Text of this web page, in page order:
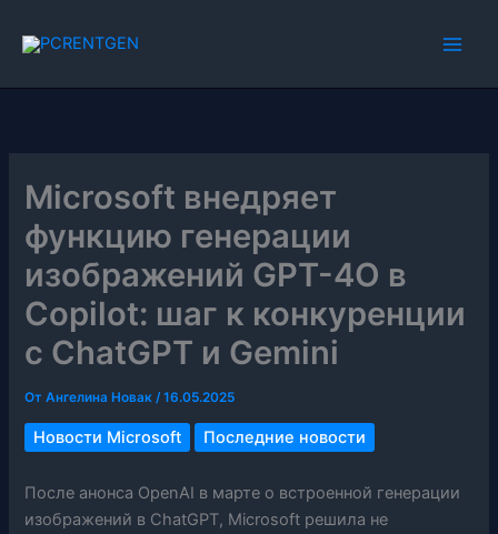
Microsoft внедряет
функцию генерации
изображений GPT-4O в
Copilot: шаг к конкуренции
с ChatGPT и Gemini
ОтАнгелина Новак/16.05.2025
Новости Microsoft Последние новости
После анонса OpenAI в марте о встроенной генерации
изображений в ChatGPT, Microsoft решила не